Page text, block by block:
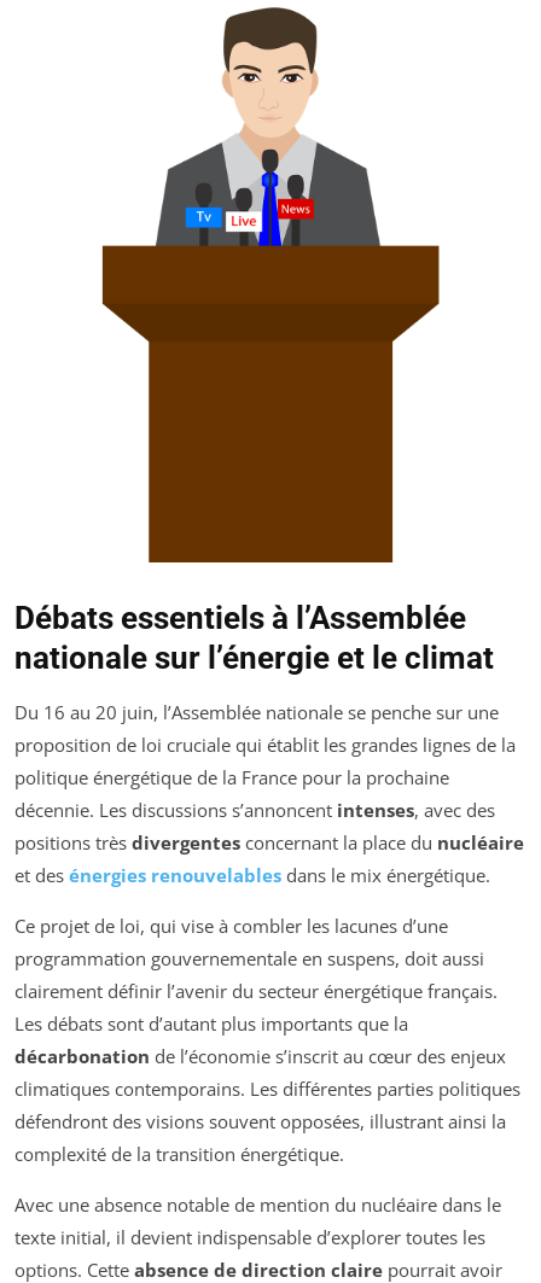
Débats essentiels à l’Assemblée
nationale sur l’énergie et le climat
Du 16 au 20 juin, l’Assemblée nationale se penche sur une
proposition de loi cruciale qui établit les grandes lignes de la
politique énergétique de la France pour la prochaine
décennie. Les discussions s’annoncent intenses, avec des
positions très divergentes concernant la place du nucléaire
et des énergies renouvelables dans le mix énergétique.
Ce projet de loi, qui vise à combler les lacunes d’une
programmation gouvernementale en suspens, doit aussi
clairement définir l’avenir du secteur énergétique français.
Les débats sont d’autant plus importants que la
décarbonation de l’économie s’inscrit au cœur des enjeux
climatiques contemporains. Les différentes parties politiques
défendront des visions souvent opposées, illustrant ainsi la
complexité de la transition énergétique.
Avec une absence notable de mention du nucléaire dans le
texte initial, il devient indispensable d’explorer toutes les
options. Cette absence de direction claire pourrait avoir